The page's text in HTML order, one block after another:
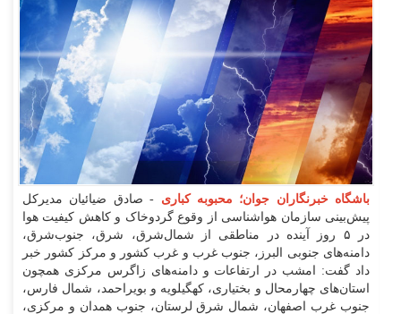
باشگاه‌ خبرنگاران جوان؛ محبوبه کباری - صادق ضیائیان مدیرکل
پیش‌بینی سازمان هواشناسی از وقوع گردوخاک و کاهش کیفیت هوا
در ۵ روز آینده در مناطقی از شمال‌شرق، شرق، جنوب‌شرق،
دامنه‌های جنوبی البرز، جنوب غرب و غرب کشور و مرکز کشور خبر
داد گفت: امشب در ارتفاعات و دامنه‌های زاگرس مرکزی همچون
استان‌های چهارمحال و بختیاری، کهگیلویه و بویراحمد، شمال فارس،
جنوب غرب اصفهان، شمال شرق لرستان، جنوب همدان و مرکزی،